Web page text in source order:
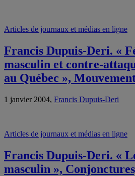
Articles de journaux et médias en ligne
Francis Dupuis-Deri. «
masculin et contre-
au Québec »,
1 janvier 2004, Francis Dupuis-Deri
Articles de journaux et médias en ligne
Francis Dupuis-Deri. «
masculin »,